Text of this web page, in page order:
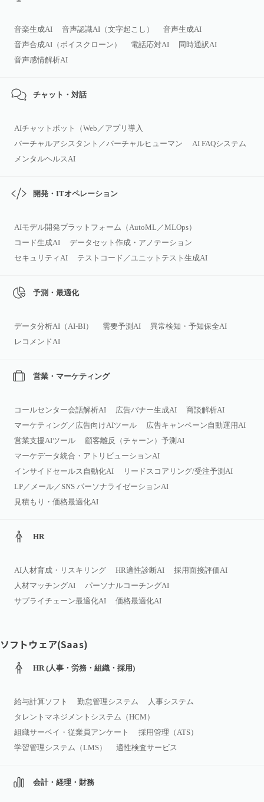
音楽生成AI 音声認識AI（文字起こし）
音声生成AI
音声合成AI（ボイスクローン）
電話応対AI
同時通訳AI
音声感情解析AI
チャット・対話
AIチャットボット（Web／アプリ導入
バーチャルアシスタント／バーチャルヒューマン
AI FAQシステム
メンタルヘルスAI
開発・ITオペレーション
AIモデル開発プラットフォーム（AutoML／MLOps）
コード生成AI
データセット作成・アノテーション
セキュリティAI
テストコード／ユニットテスト生成AI
予測・最適化
データ分析AI（AI‑BI） 需要予測AI
異常検知・予知保全AI
レコメンドAI
営業・マーケティング
コールセンター会話解析AI 広告バナー生成AI
商談解析AI
マーケティング／広告向けAIツール
広告キャンペーン自動運用AI
営業支援AIツール
顧客離反（チャーン）予測AI
マーケデータ統合・アトリビューションAI
インサイドセールス自動化AI
リードスコアリング/受注予測AI
LP／メール／SNS パーソナライゼーションAI
見積もり・価格最適化AI
HR
AI人材育成・リスキリング HR適性診断AI
採用面接評価AI
人材マッチングAI
パーソナルコーチングAI
サプライチェーン最適化AI
価格最適化AI
ソフトウェア(Saas)
HR (人事・労務・組織・採用)
給与計算ソフト 勤怠管理システム
人事システム
タレントマネジメントシステム（HCM）
組織サーベイ・従業員アンケート
採用管理（ATS）
学習管理システム（LMS）
適性検査サービス
会計・経理・財務